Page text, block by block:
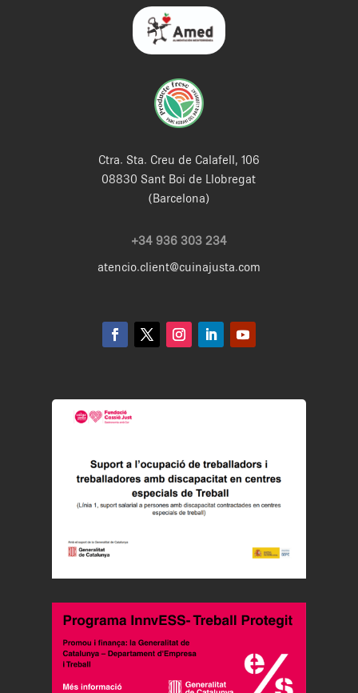
Ctra. Sta. Creu de Calafell, 106
08830 Sant Boi de Llobregat
(Barcelona)
+34 936 303 234
atencio.client@cuinajusta.com